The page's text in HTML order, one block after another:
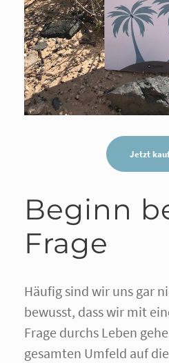
Jetzt
Beginn
Frage
Häufig sind wir uns gar
bewusst, dass wir mit
Frage durchs Leben
gesamten Umfeld auf